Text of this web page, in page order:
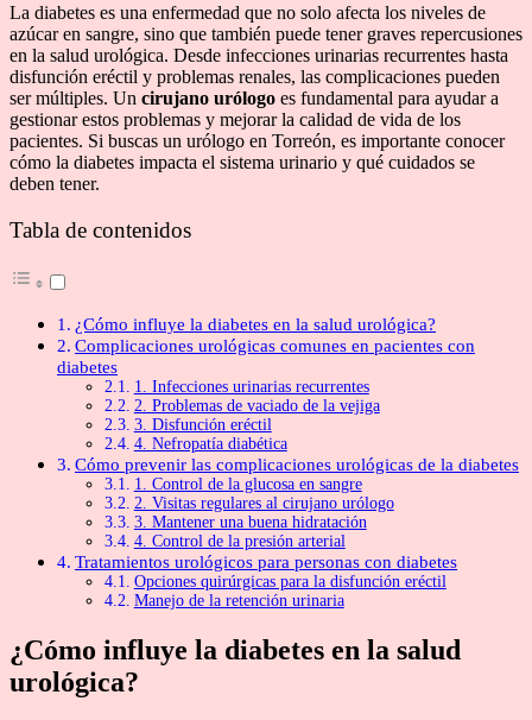
La diabetes es una enfermedad que no solo afecta los niveles de
azúcar en sangre, sino que también puede tener graves repercusiones
en la salud urológica. Desde infecciones urinarias recurrentes hasta
disfunción eréctil y problemas renales, las complicaciones pueden
ser múltiples. Un cirujano urólogo es fundamental para ayudar a
gestionar estos problemas y mejorar la calidad de vida de los
pacientes. Si buscas un urólogo en Torreón, es importante conocer
cómo la diabetes impacta el sistema urinario y qué cuidados se
deben tener.
Tabla de contenidos
¿Cómo influye la diabetes en la salud urológica?
Complicaciones urológicas comunes en pacientes con
diabetes
1. Infecciones urinarias recurrentes
2. Problemas de vaciado de la vejiga
3. Disfunción eréctil
4. Nefropatía diabética
Cómo prevenir las complicaciones urológicas de la diabetes
1. Control de la glucosa en sangre
2. Visitas regulares al cirujano urólogo
3. Mantener una buena hidratación
4. Control de la presión arterial
Tratamientos urológicos para personas con diabetes
Opciones quirúrgicas para la disfunción eréctil
Manejo de la retención urinaria
¿Cómo influye la diabetes en la salud
urológica?